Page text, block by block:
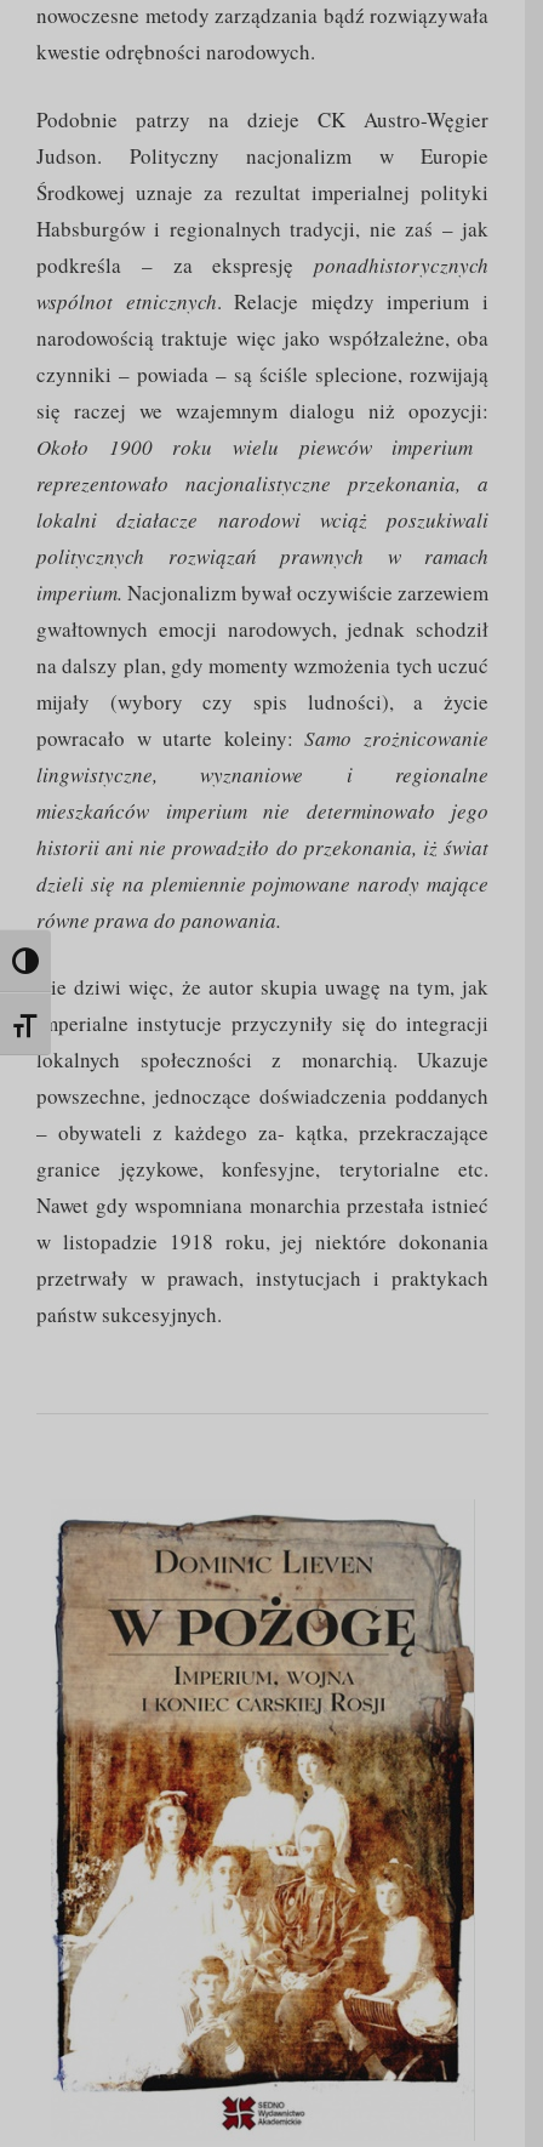
Toggle High Contrast
Toggle Font size
nowoczesne metody zarządzania bądź rozwiązywała
kwestie odrębności narodowych.
Podobnie patrzy na dzieje CK Austro-Węgier
Judson. Polityczny nacjonalizm w Europie
Środkowej uznaje za rezultat imperialnej polityki
Habsburgów i regionalnych tradycji, nie zaś – jak
podkreśla – za ekspresję ponadhistorycznych
wspólnot etnicznych. Relacje między imperium i
narodowością traktuje więc jako współzależne, oba
czynniki – powiada – są ściśle splecione, rozwijają
się raczej we wzajemnym dialogu niż opozycji:
Około 1900 roku wielu piewców imperium
reprezentowało nacjonalistyczne przekonania, a
lokalni działacze narodowi wciąż poszukiwali
politycznych rozwiązań prawnych w ramach
imperium. Nacjonalizm bywał oczywiście zarzewiem
gwałtownych emocji narodowych, jednak schodził
na dalszy plan, gdy momenty wzmożenia tych uczuć
mijały (wybory czy spis ludności), a życie
powracało w utarte koleiny: Samo zrożnicowanie
lingwistyczne, wyznaniowe i regionalne
mieszkańców imperium nie determinowało jego
historii ani nie prowadziło do przekonania, iż świat
dzieli się na plemiennie pojmowane narody mające
równe prawa do panowania.
Nie dziwi więc, że autor skupia uwagę na tym, jak
imperialne instytucje przyczyniły się do integracji
lokalnych społeczności z monarchią. Ukazuje
powszechne, jednoczące doświadczenia poddanych
– obywateli z każdego za- kątka, przekraczające
granice językowe, konfesyjne, terytorialne etc.
Nawet gdy wspomniana monarchia przestała istnieć
w listopadzie 1918 roku, jej niektóre dokonania
przetrwały w prawach, instytucjach i praktykach
państw sukcesyjnych.